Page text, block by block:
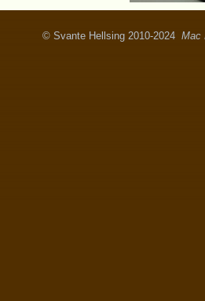
© Svante Hellsing 2010-2024 Mac